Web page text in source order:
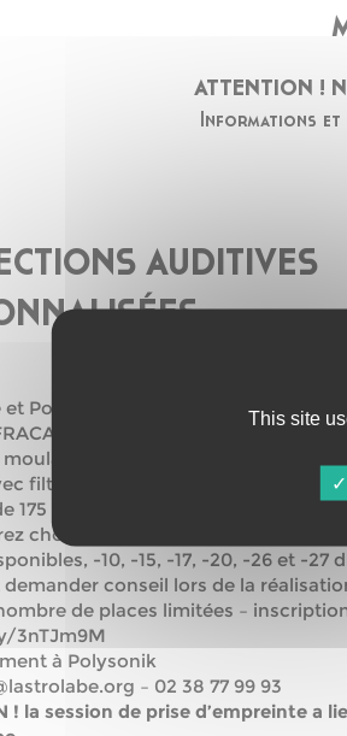
ATTENTION !
Informations et
AUDITIVES
et Polysonik en partenariat avec Agi-
MA et Earcare
en groupe, pour des
filtres acoustiques pour
175 € prix tarif individuel).
choisir l’atténuation de vos
-10, -15, -17, -20, -26 et -27
conseil lors de la
de places limitées –
3nTJm9M
à Polysonik
– 02 38 77 99 93
! la session de prise d’empreinte a
This site